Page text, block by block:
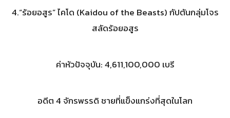
4.“ร้อยอสูร” ไคโด (Kaidou of the Beasts) กัปตันกลุ่มโจร
สลัดร้อยอสูร
ค่าหัวปัจจุบัน: 4,611,100,000 เบรี
อดีต 4 จักรพรรดิ ชายที่แข็งแกร่งที่สุดในโลก